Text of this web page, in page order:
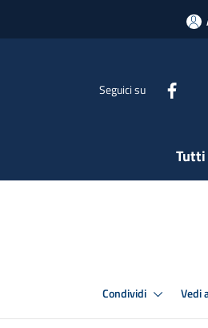
Seguici su
Condividi Vedi